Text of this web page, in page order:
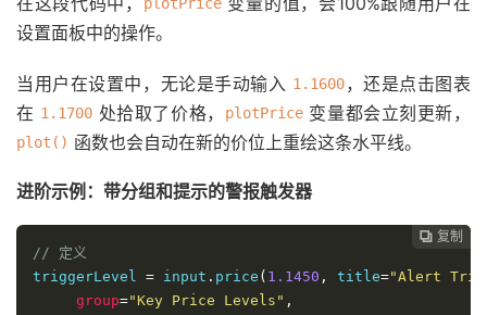
设置面板中的操作。
当用户在设置中，无论是手动输入 1.1600，还是点击图表
在 1.1700 处拾取了价格， plotPrice变量都会立刻更新，
plot() 函数也会自动在新的价位上重绘这条水平线。
进阶示例：带分组和提示的警报触发器
 复制
 复制
 复制
 复制
// 定义
triggerLevel = input . price ( 1.1450 , title="Alert
group="Key Price Levels" ,